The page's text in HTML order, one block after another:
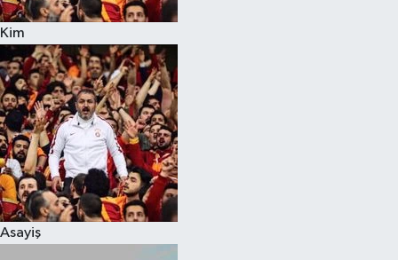
Kim
Asayiş